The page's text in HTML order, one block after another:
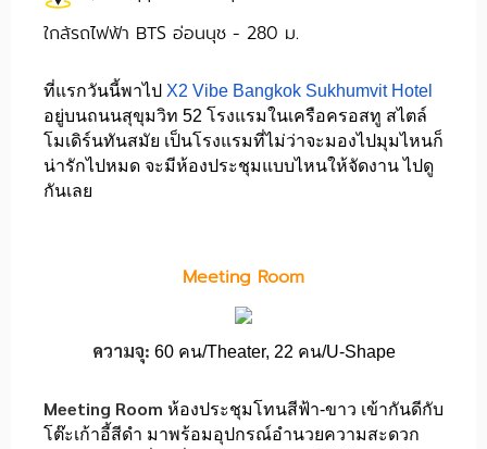
ใกล้รถไฟฟ้า BTS อ่อนนุช - 280 ม.
ที่แรกวันนี้พาไป X2 Vibe Bangkok Sukhumvit Hotel
อยู่บนถนนสุขุมวิท 52 โรงแรมในเครือครอสทู สไตล์
โมเดิร์นทันสมัย เป็นโรงแรมที่ไม่ว่าจะมองไปมุมไหนก็
น่ารักไปหมด จะมีห้องประชุมแบบไหนให้จัดงาน ไปดู
กันเลย
Meeting Room
ความจุ: 60 คน/Theater, 22 คน/U-Shape
Meeting Room ห้องประชุมโทนสีฟ้า-ขาว เข้ากันดีกับ
โต๊ะเก้าอี้สีดำ มาพร้อมอุปกรณ์อำนวยความสะดวก